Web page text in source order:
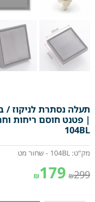
| פטנט חוסם ריחות
104BL
מק"ט: 104BL - שחור מט
₪299
₪179